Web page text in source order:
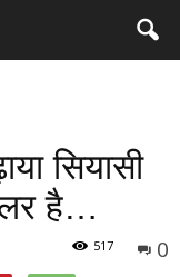
सियासी
है…
0
517